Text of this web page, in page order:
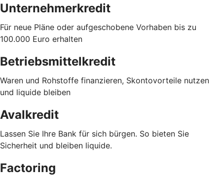
Unternehmerkredit
Für neue Pläne oder aufgeschobene Vorhaben bis zu
100.000 Euro erhalten
Betriebsmittelkredit
Waren und Rohstoffe finanzieren, Skontovorteile nutzen
und liquide bleiben
Avalkredit
Lassen Sie Ihre Bank für sich bürgen. So bieten Sie
Sicherheit und bleiben liquide.
Factoring